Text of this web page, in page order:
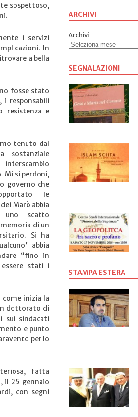
sospettoso,
i servizi
In
a bella
fosse stato
responsabili
resistenza e
tenuto dal
sostanziale
Mi si perdoni,
governo che
le
Marò abbia
uno scatto
di un
Si ha
abbia
“fino in
essere stati i
inizia la
dottorato di
sui sindacati
e punto
per lo
fatta
il 25 gennaio
con segni
ARCHIVI
Archivi
SEGNALAZIONI
STAMPA ESTERA